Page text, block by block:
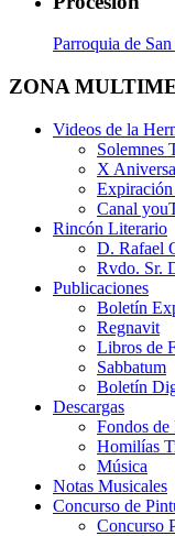
Parroquia de
ZONA
Videos de la
Solemnes
X
Canal
Rincón Literario
D. Rafael
Rvdo. Sr.
Publicaciones
Boletín
Regnavit
Libros de
Sabbatum
Boletín
Descargas
Fondos de
Homilías
Música
Notas Musicales
Concurso de
Concurso